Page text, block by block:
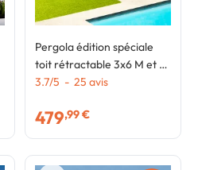
Pergola édition spéciale
toit rétractable 3x6 M et 6
stores gris anthracite
3.7/5 - 25 avis
479,99 €